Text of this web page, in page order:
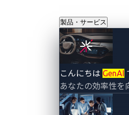
製品・サービス
こんにちは GenAI
あなたの効率性を
キーフォ
UWBへ: